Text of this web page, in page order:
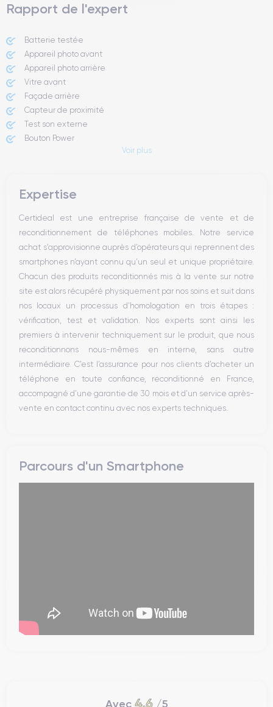
Rapport de l'expert
Batterie testée
Appareil photo avant
Appareil photo arrière ​
Vitre avant ​
Façade arrière
Capteur de proximité
Test son externe
Bouton Power
Haut parleur
Bouton Home
Bluetooth
WiFi
Réseau
Vibreur
Prise USB
Voir plus
Expertise
Certideal est une entreprise française de vente et de
reconditionnement de téléphones mobiles. Notre service
achat s’approvisionne auprès d’opérateurs qui reprennent des
smartphones n’ayant connu qu’un seul et unique propriétaire.
Chacun des produits reconditionnés mis à la vente sur notre
site est alors récupéré physiquement par nos soins et suit dans
nos locaux un processus d’homologation en trois étapes :
vérification, test et validation. Nos experts sont ainsi les
premiers à intervenir techniquement sur le produit, que nous
reconditionnons nous-mêmes en interne, sans autre
intermédiaire. C’est l’assurance pour nos clients d’acheter un
téléphone en toute confiance, reconditionné en France,
accompagné d’une garantie de 30 mois et d’un service après-
vente en contact continu avec nos experts techniques.
Parcours d'un Smartphone
Avec 4.6/5